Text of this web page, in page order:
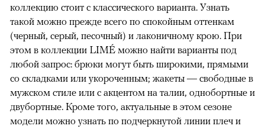
коллекцию стоит с классического варианта. Узнать
такой можно прежде всего по спокойным оттенкам
(черный, серый, песочный) и лаконичному крою. При
этом в коллекции LIMÉ можно найти варианты под
любой запрос: брюки могут быть широкими, прямыми
со складками или укороченным; жакеты — свободные в
мужском стиле или с акцентом на талии, однобортные и
двубортные. Кроме того, актуальные в этом сезоне
модели можно узнать по подчеркнутой линии плеч и